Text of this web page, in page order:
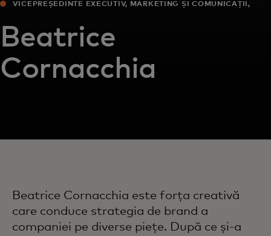
VICEPREȘEDINTE EXECUTIV, MARKETING ȘI COMUNICAȚII,
Beatrice
Cornacchia
Beatrice Cornacchia este forța creativă
care conduce strategia de brand a
companiei pe diverse piețe. După ce și-a